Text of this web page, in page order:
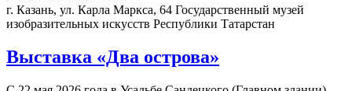
г. Казань, ул. Карла Маркса, 64 Государственный музей
изобразительных искусств Республики Татарстан
Выставка «Два острова»